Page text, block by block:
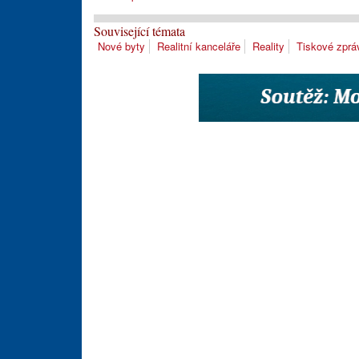
Související témata
Nové byty Realitní kanceláře Reality Tiskové